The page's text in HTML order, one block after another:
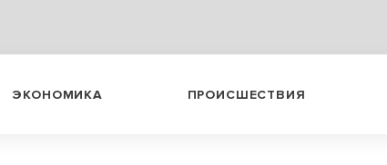
ЭКОНОМИКА ПРОИСШЕСТВИЯ